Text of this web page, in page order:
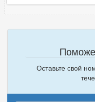
Оставьте свой